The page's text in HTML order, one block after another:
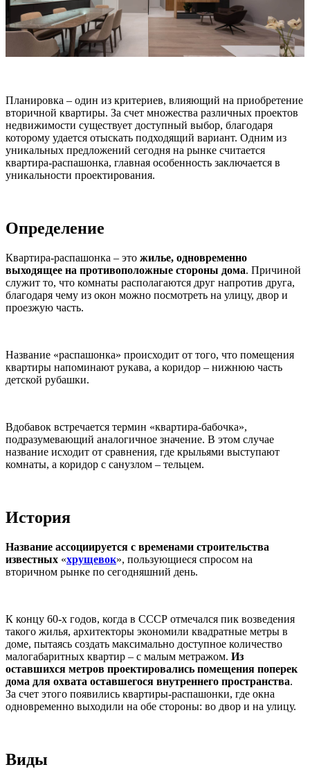
Планировка – один из критериев, влияющий на приобретение
вторичной квартиры. За счет множества различных проектов
недвижимости существует доступный выбор, благодаря
которому удается отыскать подходящий вариант. Одним из
уникальных предложений сегодня на рынке считается
квартира-распашонка, главная особенность заключается в
уникальности проектирования.
Определение
Квартира-распашонка – это жилье, одновременно
выходящее на противоположные стороны дома. Причиной
служит то, что комнаты располагаются друг напротив друга,
благодаря чему из окон можно посмотреть на улицу, двор и
проезжую часть.
Название «распашонка» происходит от того, что помещения
квартиры напоминают рукава, а коридор – нижнюю часть
детской рубашки.
Вдобавок встречается термин «квартира-бабочка»,
подразумевающий аналогичное значение. В этом случае
название исходит от сравнения, где крыльями выступают
комнаты, а коридор с санузлом – тельцем.
История
Название ассоциируется с временами строительства
известных «хрущевок», пользующиеся спросом на
вторичном рынке по сегодняшний день.
К концу 60-х годов, когда в СССР отмечался пик возведения
такого жилья, архитекторы экономили квадратные метры в
доме, пытаясь создать максимально доступное количество
малогабаритных квартир – с малым метражом. Из
оставшихся метров проектировались помещения поперек
дома для охвата оставшегося внутреннего пространства.
За счет этого появились квартиры-распашонки, где окна
одновременно выходили на обе стороны: во двор и на улицу.
Виды